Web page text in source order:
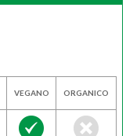
VEGANO ORGANICO